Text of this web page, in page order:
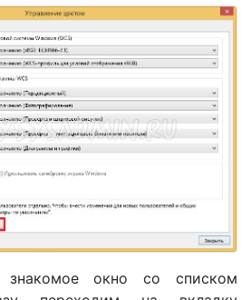
знакомое окно со списком